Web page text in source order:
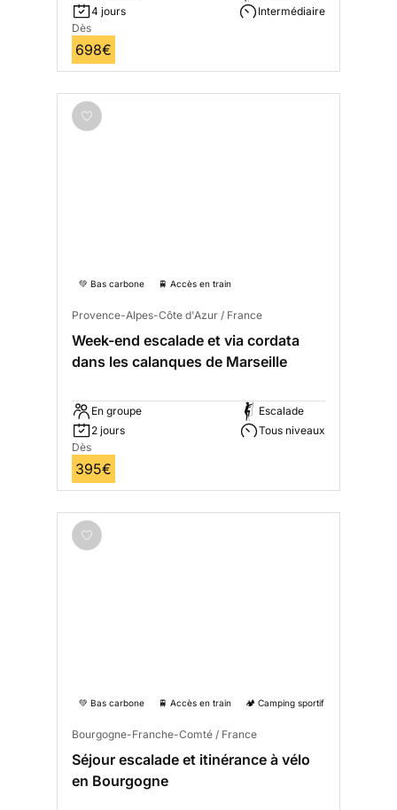
4 jours
Intermédiaire
Dès
698€
💚 Bas carbone 🚆 Accès en train
Provence-Alpes-Côte d'Azur / France
Week-end escalade et via cordata
dans les calanques de Marseille
En groupe
2 jours
Escalade
Tous niveaux
Dès
395€
💚 Bas carbone 🚆 Accès en train 🏕️ Camping sportif
Bourgogne-Franche-Comté / France
Séjour escalade et itinérance à vélo
en Bourgogne